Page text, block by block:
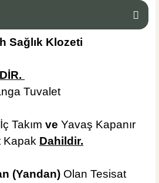
Sağlık Klozeti
Tuvalet
Takım ve Yavaş Kapanır
Kapak Dahildir.
(Yandan) Olan Tesisat